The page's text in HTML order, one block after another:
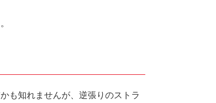
も知れませんが、逆張りのストラ